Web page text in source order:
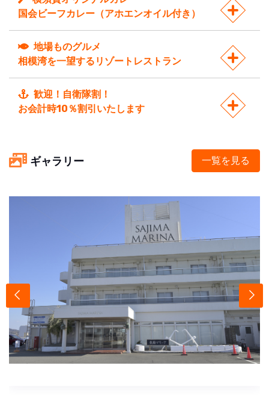
国会ビーフカレー（アホエンオイル付き）
地場ものグルメ
相模湾を一望するリゾートレストラン
歓迎！自衛隊割！
お会計時10％割引いたします
ギャラリー 一覧を見る